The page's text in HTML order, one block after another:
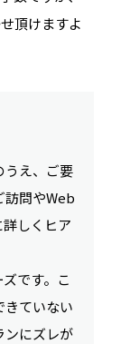
頂けますよ
うえ、ご要
訪問やWeb
しくヒア
です。こ
きていない
ンにズレが